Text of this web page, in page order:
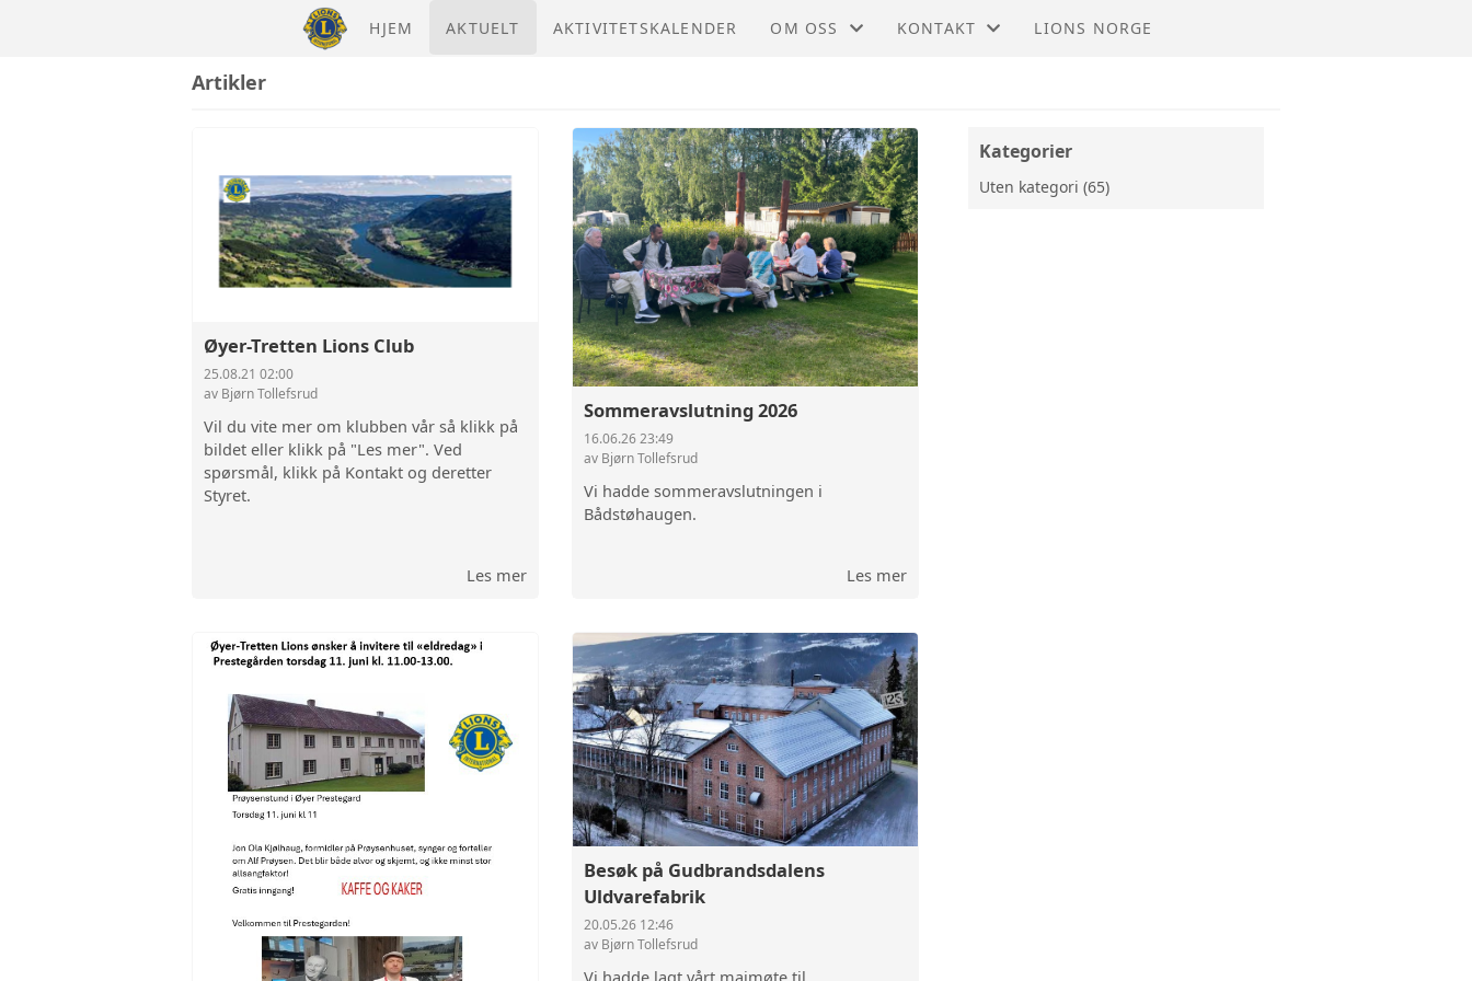
HJEM AKTUELT AKTIVITETSKALENDER OM OSS KONTAKT
STYRET
LIONS NORGE
Artikler
Øyer-Tretten Lions Club
25.08.21 02:00
av Bjørn Tollefsrud
Vil du vite mer om klubben vår så klikk på
bildet eller klikk på "Les mer". Ved
spørsmål, klikk på Kontakt og deretter
Styret.
Les mer
Sommeravslutning 2026
16.06.26 23:49
av Bjørn Tollefsrud
Vi hadde sommeravslutningen i
Bådstøhaugen.
Les mer
Besøk på Gudbrandsdalens
Uldvarefabrik
20.05.26 12:46
av Bjørn Tollefsrud
Vi hadde lagt vårt maimøte til
Kategorier
Uten kategori (65)